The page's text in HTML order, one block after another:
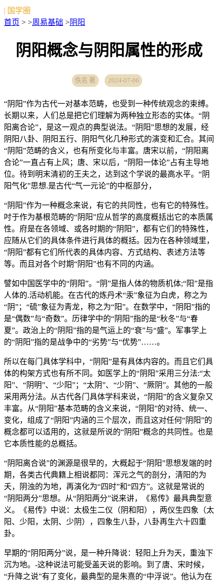
| 国学圈
首页 > >周易基础 >阴阳
阴阳概念与阴阳属性的形成
佚名 著 2024-07-06
“阴阳”作为古代一对基本范畴，也受到一种传统观念的束缚。
长期以来，人们总是把它们理解为两种独立形态的实体。“阴
阳离合论”，是这一观点的典型说法。“阴阳”思想的发展，经
阴阳八卦、阴阳五行、阴阳气化几种形式的演变和汇合。其间
“阴阳”范畴的含义，也有所变化与丰富。唐宋以前，“阴阳离
合论”一直占有上风；唐、宋以后，“阴阳一体论”占有主导地
位。待到明末清初的王夫之，达到这个学说的最高水平。“阴
阳气化”思想.是古代“气一元论”的中枢部分，
“阴阳”作为一种概念来说，有它的共同性，也有它的特殊性。
吋于作为基根范畴的“阴阳”应从哲学的高度概括出它的本质属
性。府是在各领域、或各时期的“阴阳”，都有它们的特殊性，
应随从它们的具体条件进行具体的概括。因为在各种领域里，
“阴阳”都有它们所代表的具体内容、方式结构、表述方法等
等。而且对各个时期“阴阳”也有不同的内涵。
譬如中国医学中的“阴阳”。“阴”是指人体的物质机体;“阳”是指
人体的.活动机能。在古代的炼丹术“汞”象征为白虎，称之为
“阴”；“硫”象征为靑龙，称之为“阳”。在数学中，“阴阳”指的
是“偶数”与“奇数”。历律学中的“阴阳”指的是“秋冬”与“春
夏”。政治上的“阴阳”指的是气运上的“衰”与“盛”。军事学上
的“阴阳”指的是战争中的“劣势”与“优势”……。
所以在每门具体学科中，“阴阳”是有具体内容的。而且它们具
体的构架方式也有所不同。如医学上的“阴阳”采用三分法:“太
阳”、“阴明”、“少阳”；“太阴”、“少阴”、“厥阴”。其他的一般
采用两分法。从古代各门具体学科来说，“阴阳”的含义复杂又
丰富。从“阴阳”基本范畴的含义来说，“阴阳”的对待、统一、
变化，组成了“阴阳”内涵的三个层次，而且这对任何“阴阳”的
概念都可以适用的，这就是所说的“阴阳”概念的共同性。也是
它本质性能的总概括。
“阴阳离合说”的渊源是很早的，大概起于“阴阳”思想发端的时
期，各类古代典籍上相说都同：浑元之气的剖分，淸阳的为
夭，阴浊的为地，再演化为“四时”和“四方”。这就是常说的
“阴阳两分”思想。从“阴阳两分”说来讲，《易传》最具典型意
义。《易传》中说：太极生二仪（阴和阳），两仪生四象（太
阳、少阳，太阴、少阴），四象生八卦，八卦再生六十四重
卦。
早期的“阴阳两分”说，是一种升降说：轻阳上升为天，重浊下
沉为地。-这种说法可能受盖天说的影响。到了唐、宋时候，
“升降之说”有了变化，最典型的是朱熹的“中浮说”。他认为在